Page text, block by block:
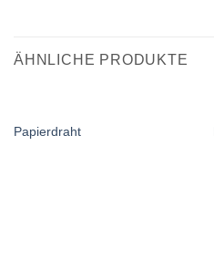
ÄHNLICHE PRODUKTE
Papierdraht